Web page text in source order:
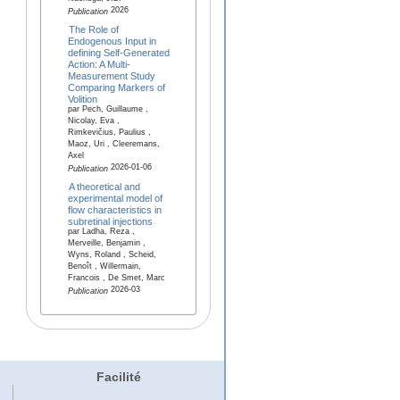
Publication2026
The Role of
Endogenous Input in
defining Self-Generated
Action: A Multi-
Measurement Study
Comparing Markers of
Volition
par Pech, Guillaume ,
Nicolay, Eva ,
Rimkevičius, Paulius ,
Maoz, Uri , Cleeremans,
Axel
Publication2026-01-06
A theoretical and
experimental model of
flow characteristics in
subretinal injections
par Ladha, Reza ,
Merveille, Benjamin ,
Wyns, Roland , Scheid,
Benoît , Willermain,
Francois , De Smet, Marc
Publication2026-03
Facilité